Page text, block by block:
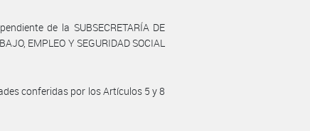
de la SUBSECRETARÍA DE
EMPLEO Y SEGURIDAD SOCIAL
conferidas por los Artículos 5 y 8